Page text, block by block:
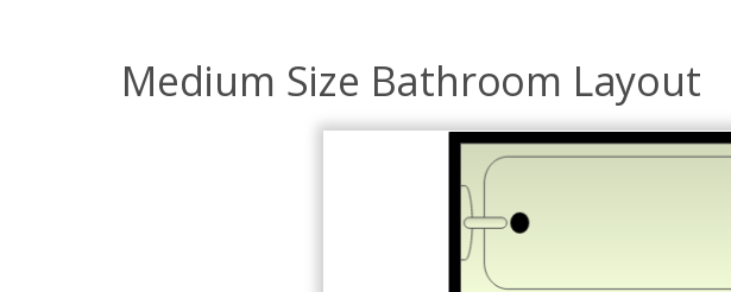
Medium Size Bathroom Layout